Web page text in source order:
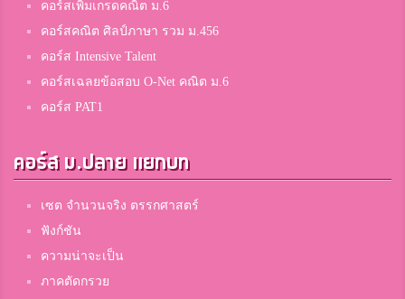
คอร์สเพิ่มเกรดคณิต ม.6
คอร์สคณิต ศิลป์ภาษา รวม ม.456
คอร์ส Intensive Talent
คอร์สเฉลยข้อสอบ O-Net คณิต ม.6
คอร์ส PAT1
คอร์ส ม.ปลาย แยกบท
เซต จำนวนจริง ตรรกศาสตร์
ฟังก์ชัน
ความน่าจะเป็น
ภาคตัดกรวย